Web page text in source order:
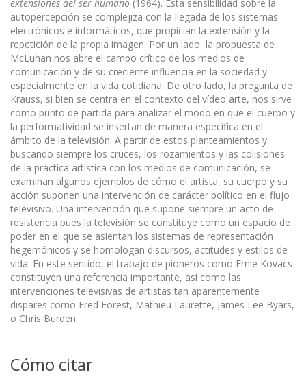
extensiones del ser humano (1964). Esta sensibilidad sobre la
autopercepción se complejiza con la llegada de los sistemas
electrónicos e informáticos, que propician la extensión y la
repetición de la propia imagen. Por un lado, la propuesta de
McLuhan nos abre el campo crítico de los medios de
comunicación y de su creciente influencia en la sociedad y
especialmente en la vida cotidiana. De otro lado, la pregunta de
Krauss, si bien se centra en el contexto del vídeo arte, nos sirve
como punto de partida para analizar el modo en que el cuerpo y
la performatividad se insertan de manera específica en el
ámbito de la televisión. A partir de estos planteamientos y
buscando siempre los cruces, los rozamientos y las colisiones
de la práctica artística con los medios de comunicación, se
examinan algunos ejemplos de cómo el artista, su cuerpo y su
acción suponen una intervención de carácter político en el flujo
televisivo. Una intervención que supone siempre un acto de
resistencia pues la televisión se constituye como un espacio de
poder en el que se asientan los sistemas de representación
hegemónicos y se homologan discursos, actitudes y estilos de
vida. En este sentido, el trabajo de pioneros como Ernie Kovacs
constituyen una referencia importante, así como las
intervenciones televisivas de artistas tan aparentemente
dispares como Fred Forest, Mathieu Laurette, James Lee Byars,
o Chris Burden.
Cómo citar